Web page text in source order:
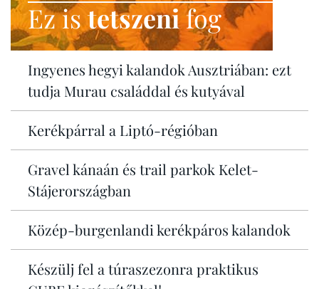
Ez istetszenifog
Ingyenes hegyi kalandok Ausztriában: ezt
tudja Murau családdal és kutyával
Kerékpárral a Liptó-régióban
Gravel kánaán és trail parkok Kelet-
Stájerországban
Közép-burgenlandi kerékpáros kalandok
Készülj fel a túraszezonra praktikus